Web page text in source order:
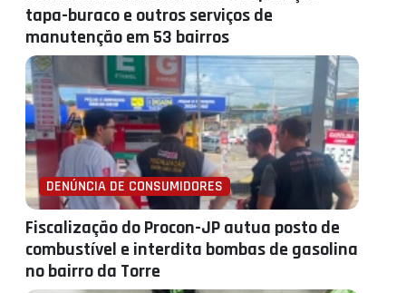
tapa-buraco e outros serviços de
manutenção em 53 bairros
DENÚNCIA DE CONSUMIDORES
Fiscalização do Procon-JP autua posto de
combustível e interdita bombas de gasolina
no bairro da Torre